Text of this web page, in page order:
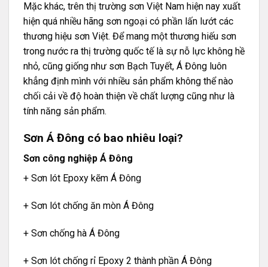
Mặc khác, trên thị trường sơn Việt Nam hiện nay xuất
hiện quá nhiều hãng sơn ngoại có phần lấn lướt các
thương hiệu sơn Việt. Để mang một thương hiếu sơn
trong nước ra thị trường quốc tế là sự nỗ lực không hề
nhỏ, cũng giống như sơn Bạch Tuyết, Á Đông luôn
khẳng định mình với nhiều sản phẩm không thể nào
chối cải về độ hoàn thiện về chất lượng cũng như là
tính năng sản phẩm.
Sơn Á Đông có bao nhiêu loại?
Sơn công nghiệp Á Đông
+ Sơn lót Epoxy kẽm Á Đông
+ Sơn lót chống ăn mòn Á Đông
+ Sơn chống hà Á Đông
+ Sơn lót chống rỉ Epoxy 2 thành phần Á Đông